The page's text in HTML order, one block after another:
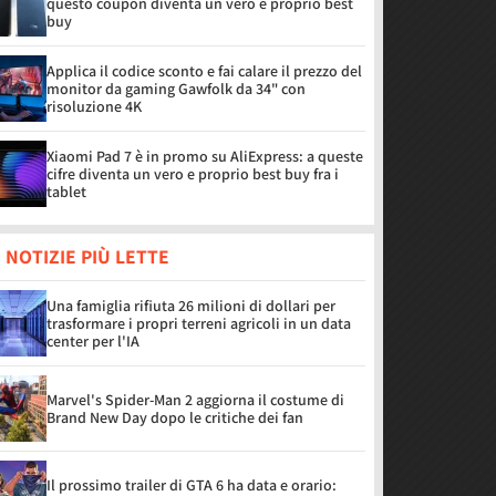
buy
Applica il codice sconto e fai calare il prezzo del
monitor da gaming Gawfolk da 34" con
risoluzione 4K
Xiaomi Pad 7 è in promo su AliExpress: a queste
cifre diventa un vero e proprio best buy fra i
tablet
NOTIZIE PIÙ LETTE
Una famiglia rifiuta 26 milioni di dollari per
trasformare i propri terreni agricoli in un data
center per l'IA
Marvel's Spider-Man 2 aggiorna il costume di
Brand New Day dopo le critiche dei fan
Il prossimo trailer di GTA 6 ha data e orario: